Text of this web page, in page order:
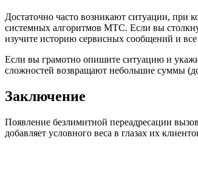
Достаточно часто возникают ситуации, при
системных алгоритмов МТС. Если вы
изучите историю сервисных сообщений и
Если вы грамотно опишите ситуацию и
сложностей возвращают небольшие суммы
Заключение
Появление безлимитной переадресации
добавляет условного веса в глазах их